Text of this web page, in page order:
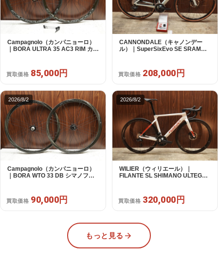
Campagnolo（カンパニョーロ）
｜BORA ULTRA 35 AC3 RIM カン
買取価格 85,000円
CANNONDALE（キャノンデー
ル）｜SuperSixEvo SE SRAM
年｜美品｜買取金額 208,000円
買取価格 208,000円
2026/8/2
Campagnolo（カンパニョーロ）
｜BORA WTO 33 DB シマノフリ
買取価格 90,000円
2026/8/2
WILIER（ウィリエール）｜
FILANTE SL SHIMANO ULTEGRA
買取価格 320,000円
もっと見る